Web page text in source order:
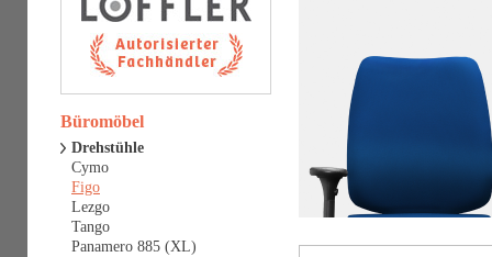
Büromöbel
Drehstühle
Cymo
Figo
Lezgo
Tango
Panamero 885 (XL)